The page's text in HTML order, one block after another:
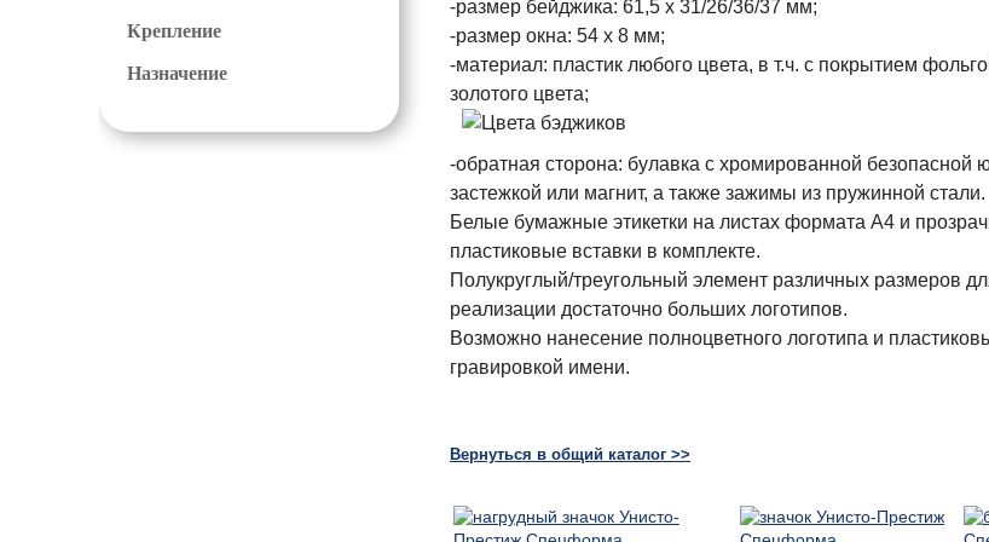
Крепление
Назначение
-размер бейджика: 61,5 х 31/26/36/37 мм;
-размер окна: 54 х 8 мм;
-материал: пластик любого цвета, в т.ч. с покрытием
золотого цвета;
-обратная сторона: булавка с хромированной безопасной
застежкой или магнит, а также зажимы из пружинной стали.
Белые бумажные этикетки на листах формата А4 и
пластиковые вставки в комплекте.
Полукруглый/треугольный элемент различных размеров
реализации достаточно больших логотипов.
Возможно нанесение полноцветного логотипа и
гравировкой имени.
Вернуться в общий каталог >>